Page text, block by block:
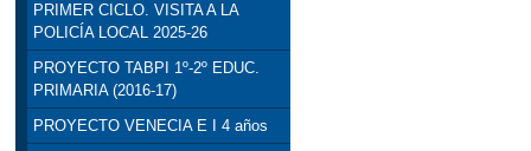
PRIMER CICLO. VISITA A LA
POLICÍA LOCAL 2025-26
PROYECTO TABPI 1º-2º EDUC.
PRIMARIA (2016-17)
PROYECTO VENECIA E I 4 años